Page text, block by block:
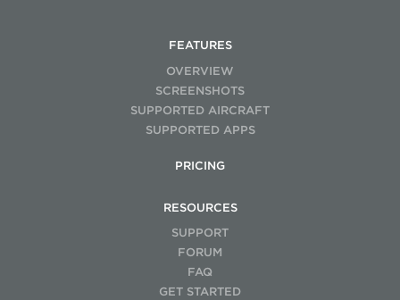
FEATURES
OVERVIEW
SCREENSHOTS
SUPPORTED AIRCRAFT
SUPPORTED APPS
PRICING
RESOURCES
SUPPORT
FORUM
FAQ
GET STARTED